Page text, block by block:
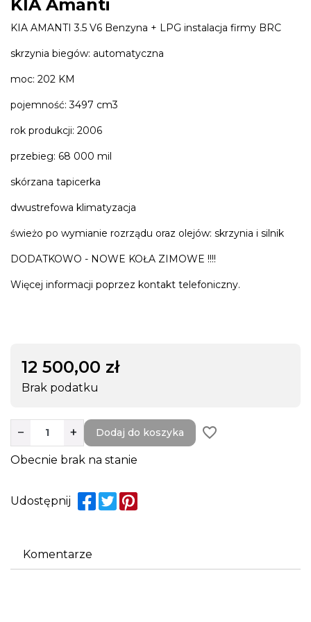
KIA Amanti
KIA AMANTI 3.5 V6 Benzyna + LPG instalacja firmy BRC
skrzynia biegów: automatyczna
moc: 202 KM
pojemność: 3497 cm3
rok produkcji: 2006
przebieg: 68 000 mil
skórzana tapicerka
dwustrefowa klimatyzacja
świeżo po wymianie rozrządu oraz olejów: skrzynia i silnik
DODATKOWO - NOWE KOŁA ZIMOWE !!!!
Więcej informacji poprzez kontakt telefoniczny.
12 500,00 zł
Brak podatku
− + Dodaj do koszyka favorite_border
Obecnie brak na stanie
Udostępnij
Komentarze